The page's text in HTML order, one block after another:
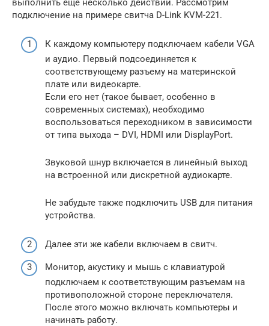
выполнить еще несколько действий. Рассмотрим
подключение на примере свитча D-Link KVM-221.
К каждому компьютеру подключаем кабели VGA
и аудио. Первый подсоединяется к
соответствующему разъему на материнской
плате или видеокарте.
Если его нет (такое бывает, особенно в
современных системах), необходимо
воспользоваться переходником в зависимости
от типа выхода – DVI, HDMI или DisplayPort.
Звуковой шнур включается в линейный выход
на встроенной или дискретной аудиокарте.
Не забудьте также подключить USB для питания
устройства.
Далее эти же кабели включаем в свитч.
Монитор, акустику и мышь с клавиатурой
подключаем к соответствующим разъемам на
противоположной стороне переключателя.
После этого можно включать компьютеры и
начинать работу.